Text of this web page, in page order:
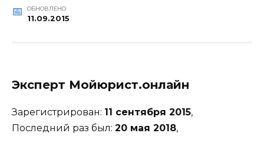
ОБНОВЛЕНО
11.09.2015
Эксперт Мойюрист.онлайн
Зарегистрирован: 11 сентября 2015,
Последний раз был: 20 мая 2018,